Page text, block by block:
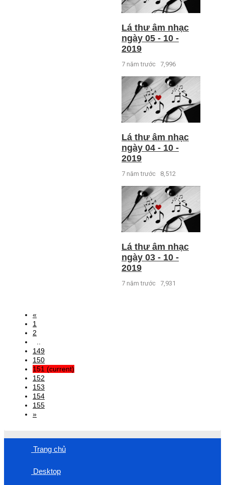
Lá thư âm nhạc
ngày 05 - 10 -
2019
7 năm trước 7,996
Lá thư âm nhạc
ngày 04 - 10 -
2019
7 năm trước 8,512
Lá thư âm nhạc
ngày 03 - 10 -
2019
7 năm trước 7,931
«
1
2
149
150
151 (current)
152
153
154
155
»
Trang chủ
Desktop